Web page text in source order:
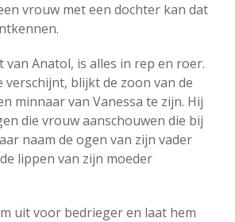
vrouw met een dochter kan dat
van Anatol, is alles in rep en roer.
verschijnt, blijkt de zoon van de
minnaar van Vanessa te zijn. Hij
die vrouw aanschouwen die bij
naam de ogen van zijn vader
lippen van zijn moeder
uit voor bedrieger en laat hem